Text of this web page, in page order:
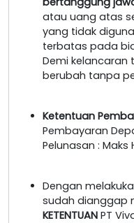
atau uang atas
yang tidak
terbatas pada
Demi
berubah tanpa
Ketentuan
Pembayaran
Pelunasan : Maks
Dengan
sudah dianggap
KETENTUAN PT